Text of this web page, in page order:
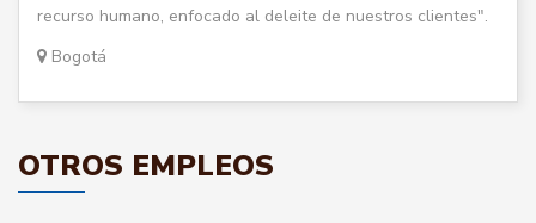
recurso humano, enfocado al deleite de nuestros clientes".
Bogotá
OTROS EMPLEOS